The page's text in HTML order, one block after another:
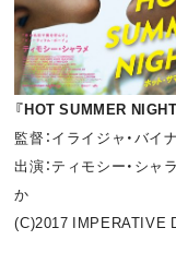
『HOT SUMMER
監督：イライジャ・バイ
出演：ティモシー・シャ
か
(C)2017 IMPERATIVE